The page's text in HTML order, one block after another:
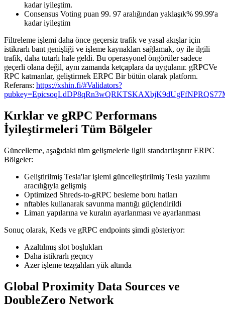
kadar iyileştim.
Consensus Voting puan 99. 97 aralığından yaklaşık% 99.99'a
kadar iyileştim
Filtreleme işlemi daha önce geçersiz trafik ve yasal akışlar için
istikrarlı bant genişliği ve işleme kaynakları sağlamak, oy ile ilgili
trafik, daha tutarlı hale geldi. Bu operasyonel öngörüler sadece
geçerli olana değil, aynı zamanda ketçaplara da uygulanır. gRPCVe
RPC katmanlar, geliştirmek ERPC Bir bütün olarak platform.
Referans: https://xshin.fi/#Validators?
Kırklar ve gRPC Performans
İyileştirmeleri Tüm Bölgeler
Güncelleme, aşağıdaki tüm gelişmelerle ilgili standartlaştırır ERPC
Bölgeler:
Geliştirilmiş Tesla'lar işlemi güncelleştirilmiş Tesla yazılımı
aracılığıyla gelişmiş
Optimized Shreds-to-gRPC besleme boru hatları
nftables kullanarak savunma mantığı güçlendirildi
Liman yapılarına ve kuralın ayarlanması ve ayarlanması
Sonuç olarak, Keds ve gRPC endpoints şimdi gösteriyor:
Azaltılmış slot boşlukları
Daha istikrarlı geçncy
Azer işleme tezgahları yük altında
Global Proximity Data Sources ve
DoubleZero Network